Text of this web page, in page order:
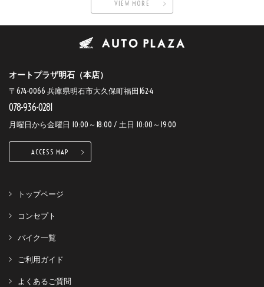
VIEW MORE
オートプラザ明石（本店）
〒674-0066 兵庫県明石市大久保町福田162-4
078-936-0281
月曜日から金曜日 10:00～18:00 / 土日 10:00～19:00
ACCESS MAP
トップページ
コンセプト
バイク一覧
ご利用ガイド
よくあるご質問